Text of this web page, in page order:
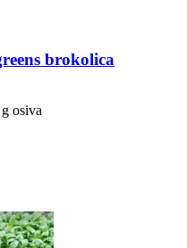
brokolica
osiva